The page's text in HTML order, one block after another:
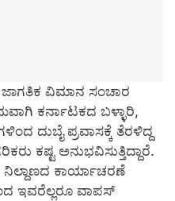
ವಿಮಾನ ಸಂಚಾರ
ಕರ್ನಾಟಕದ ಬಳ್ಳಾರಿ,
ದುಬೈ ಪ್ರವಾಸಕ್ಕೆ ತೆರಳಿದ್ದ
ಕಷ್ಟ ಅನುಭವಿಸುತ್ತಿದ್ದಾರೆ‌.
ನಿಲ್ದಾಣದ ಕಾರ್ಯಾಚರಣೆ
ಇವರೆಲ್ಲರೂ ವಾಪಸ್